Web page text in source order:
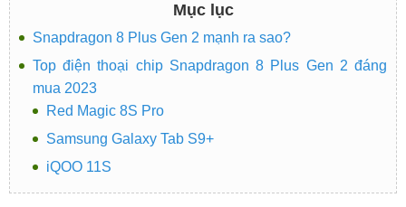
Mục lục
Snapdragon 8 Plus Gen 2 mạnh ra sao?
Top điện thoại chip Snapdragon 8 Plus Gen 2 đáng
mua 2023
Red Magic 8S Pro
Samsung Galaxy Tab S9+
iQOO 11S